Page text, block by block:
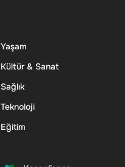
Yaşam
Kültür & Sanat
Sağlık
Teknoloji
Eğitim